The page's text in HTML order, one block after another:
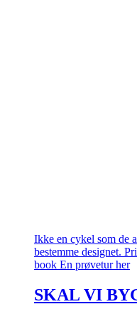
Ikke en cykel som de
bestemme designet.
book En prøvetur her
SKAL VI